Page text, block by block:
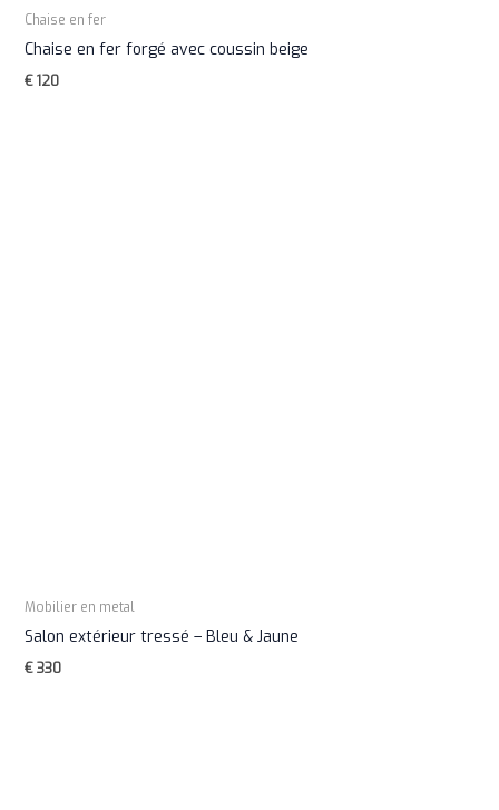
Chaise en fer
Chaise en fer forgé avec coussin beige
€120
Mobilier en metal
Salon extérieur tressé – Bleu & Jaune
€330